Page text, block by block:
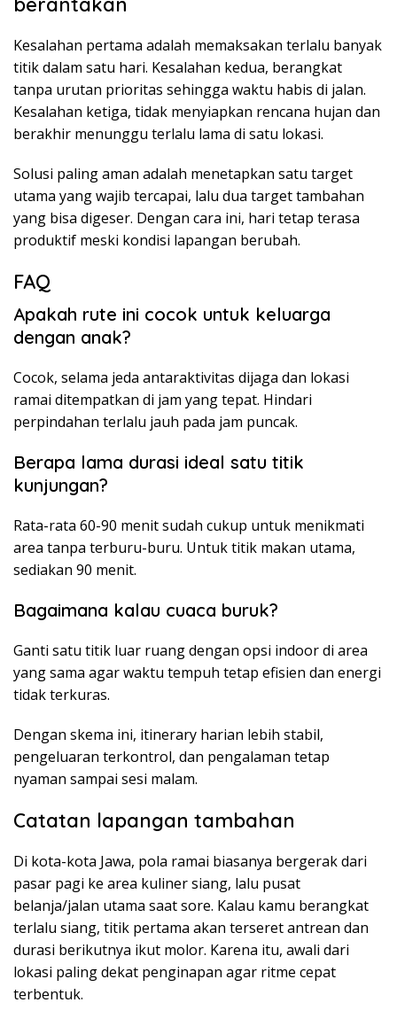
Kesalahan pertama adalah memaksakan terlalu banyak
titik dalam satu hari. Kesalahan kedua, berangkat
tanpa urutan prioritas sehingga waktu habis di jalan.
Kesalahan ketiga, tidak menyiapkan rencana hujan dan
berakhir menunggu terlalu lama di satu lokasi.
Solusi paling aman adalah menetapkan satu target
utama yang wajib tercapai, lalu dua target tambahan
yang bisa digeser. Dengan cara ini, hari tetap terasa
produktif meski kondisi lapangan berubah.
FAQ
Apakah rute ini cocok untuk keluarga
dengan anak?
Cocok, selama jeda antaraktivitas dijaga dan lokasi
ramai ditempatkan di jam yang tepat. Hindari
perpindahan terlalu jauh pada jam puncak.
Berapa lama durasi ideal satu titik
kunjungan?
Rata-rata 60-90 menit sudah cukup untuk menikmati
area tanpa terburu-buru. Untuk titik makan utama,
sediakan 90 menit.
Bagaimana kalau cuaca buruk?
Ganti satu titik luar ruang dengan opsi indoor di area
yang sama agar waktu tempuh tetap efisien dan energi
tidak terkuras.
Dengan skema ini, itinerary harian lebih stabil,
pengeluaran terkontrol, dan pengalaman tetap
nyaman sampai sesi malam.
Catatan lapangan tambahan
Di kota-kota Jawa, pola ramai biasanya bergerak dari
pasar pagi ke area kuliner siang, lalu pusat
belanja/jalan utama saat sore. Kalau kamu berangkat
terlalu siang, titik pertama akan terseret antrean dan
durasi berikutnya ikut molor. Karena itu, awali dari
lokasi paling dekat penginapan agar ritme cepat
terbentuk.